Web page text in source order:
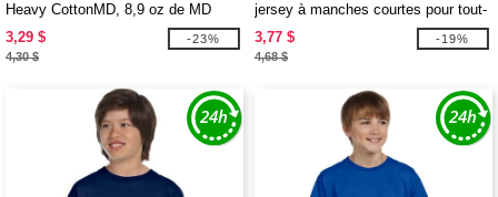
Heavy CottonMD, 8,9 oz de MD
(5000B)
3,29 $
4,30 $
-23%
jersey à manches courtes pour tout-
petit, 5,5 oz
3,77 $
4,68 $
-19%